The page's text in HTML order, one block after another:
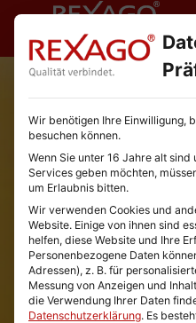
B2B-
oder
Rexago stellt
18 Jahren die
Verfügung, um
Kaufabschlüsse zu
Wir benötigen Ihre Einwilligung,
besuchen können.
Wenn Sie unter 16 Jahre alt
Services geben möchten,
um Erlaubnis bitten.
Wir verwenden Cookies und
Website. Einige von ihnen sind
helfen, diese Website und Ihre
Personenbezogene Daten
Adressen), z. B. für
Messung von Anzeigen und
die Verwendung Ihrer Daten
Datenschutzerklärung. Es